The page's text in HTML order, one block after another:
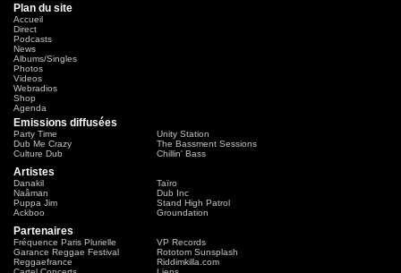
Plan du site
Accueil
Direct
Podcasts
News
Albums/Singles
Photos
Videos
Webradios
Shop
Agenda
Emissions diffusées
Party Time
Unity Station
Dub Me Crazy
The Bassment Sessions
Culture Dub
Chillin' Bass
Artistes
Danakil
Taïro
Naâman
Dub Inc
Puppa Jim
Stand High Patrol
Ackboo
Groundation
Partenaires
Fréquence Paris Plurielle
VP Records
Garance Reggae Festival
Rototom Sunsplash
Reggaefrance
Riddimkilla.com